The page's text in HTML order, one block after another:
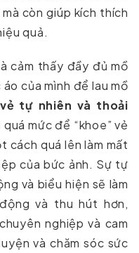
còn giúp kích thích
quả.
cảm thấy đầy đủ mồ
của mình để lau mồ
vẻ tự nhiên và thoải
mức để “khoe” vẻ
cách quá lên làm mất
của bức ảnh. Sự tự
và biểu hiện sẽ làm
và thu hút hơn,
nghiệp và cam
và chăm sóc sức